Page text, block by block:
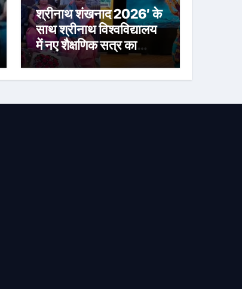
श्रीनाथ शंखनाद 2026′ के
साथ श्रीनाथ विश्वविद्यालय
में नए शैक्षणिक सत्र का
शुभारंभ